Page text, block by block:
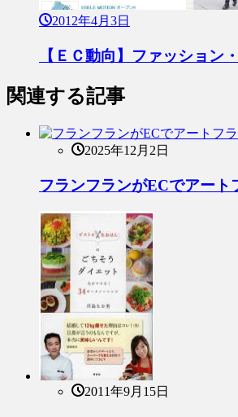
2012年4月3日
【ＥＣ動向】ファッション
関連する記事
2025年12月2日
フランフランがECでアー
2011年9月15日